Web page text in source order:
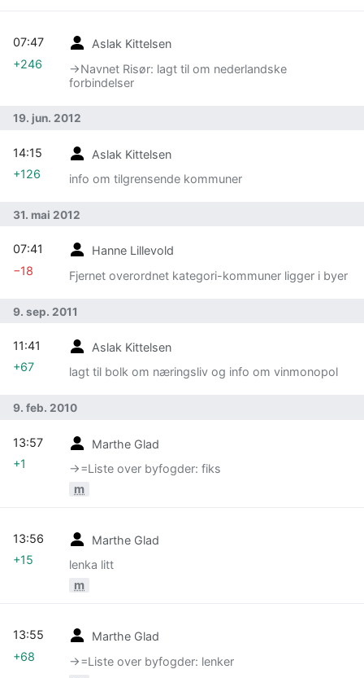
Aslak Kittelsen
→‎Navnet Risør: lagt til om nederlandske
forbindelser
07:47
+246
19. jun. 2012
Aslak Kittelsen
info om tilgrensende kommuner
14:15
+126
31. mai 2012
Hanne Lillevold
Fjernet overordnet kategori-kommuner ligger i byer
07:41
−18
9. sep. 2011
Aslak Kittelsen
lagt til bolk om næringsliv og info om vinmonopol
11:41
+67
9. feb. 2010
Marthe Glad
→‎=Liste over byfogder: fiks
m
13:57
+1
Marthe Glad
lenka litt
m
13:56
+15
Marthe Glad
→‎=Liste over byfogder: lenker
13:55
+68